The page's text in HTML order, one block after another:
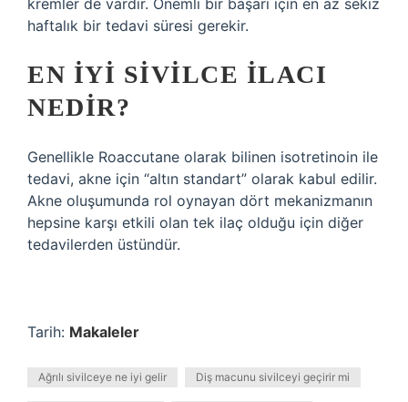
kremler de vardır. Önemli bir başarı için en az sekiz
haftalık bir tedavi süresi gerekir.
EN IYI SIVILCE ILACI
NEDIR?
Genellikle Roaccutane olarak bilinen isotretinoin ile
tedavi, akne için “altın standart” olarak kabul edilir.
Akne oluşumunda rol oynayan dört mekanizmanın
hepsine karşı etkili olan tek ilaç olduğu için diğer
tedavilerden üstündür.
Tarih: Makaleler
Ağrılı sivilceye ne iyi gelir Diş macunu sivilceyi geçirir mi